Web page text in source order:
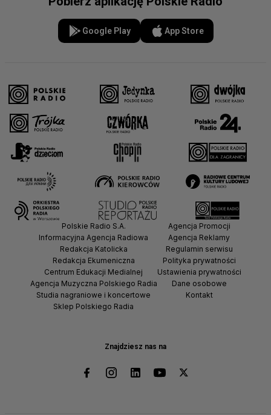
Google Play App Store
Znajdziesz nas na
Polskie Radio S.A.
Informacyjna Agencja Radiowa
Redakcja Katolicka
Redakcja Ekumeniczna
Centrum Edukacji Medialnej
Agencja Muzyczna Polskiego Radia
Studia nagraniowe i koncertowe
Sklep Polskiego Radia
Agencja Promocji
Agencja Reklamy
Regulamin serwisu
Polityka prywatności
Ustawienia prywatności
Dane osobowe
Kontakt